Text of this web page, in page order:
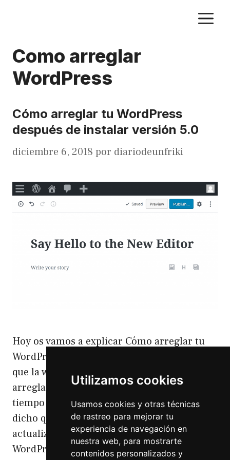
Utilizamos cookies
Usamos cookies y otras técnicas
de rastreo para mejorar tu
experiencia de navegación en
nuestra web, para mostrarte
contenidos personalizados y
Como arreglar
WordPress
Cómo arreglar tu WordPress
después de instalar versión 5.0
diciembre 6, 2018 por diariodeunfriki
Hoy os vamos a explicar Cómo arreglar tu
WordPress después de actualizarlo a la 5.0 y
que la web no vaya como antes. Cómo
arreglar tu WordPress Seguramente si llevas
tiempo en WordPress siempre te hayan
dicho que hay que actualizar. Las
actualizaciones (por lo menos en
WordPress) siempre arreglan cosas de